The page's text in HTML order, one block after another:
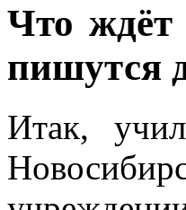
Что ждёт
пишутся
Итак,